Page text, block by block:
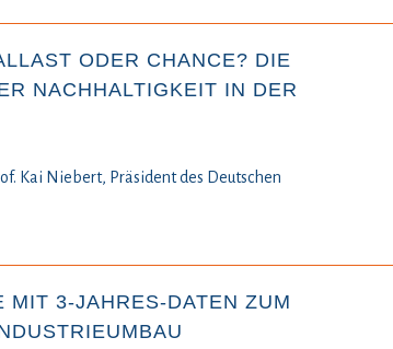
ODER CHANCE? DIE
NACHHALTIGKEIT IN DER
Kai Niebert, Präsident des Deutschen
MIT 3-JAHRES-DATEN ZUM